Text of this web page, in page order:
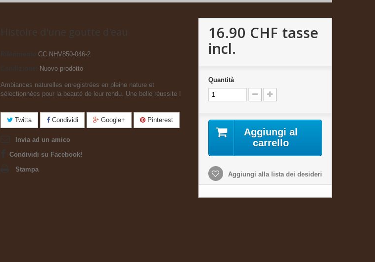
Histoire d'une goutte d'eau
Riferimento
CC NHV850-046-2
Nuovo prodotto
Ambiances naturelles enregistrées en pleine nature et
sélectionnées pour la beauté de leur rendu. Une belle réussite !
Twitta Condividi Google+ Pinterest
Invia ad un amico
Condividi su Facebook!
Stampa
16.90 CHF tasse
incl.
Quantità
Aggiungi al
carrello
Aggiungi alla lista dei desideri